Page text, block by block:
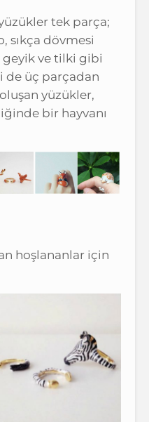
tek parça;
sıkça dövmesi
ve tilki gibi
de üç parçadan
yüzükler,
bir hayvanı
hoşlananlar için